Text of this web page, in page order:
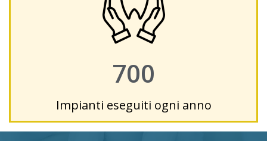
700
Impianti eseguiti ogni anno